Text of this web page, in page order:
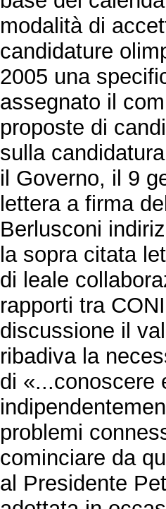
modalità di
candidature
2005 una
assegnato il
proposte di
sulla
il Governo, il 9
lettera a firma
Berlusconi
la sopra citata
di leale
rapporti tra
discussione il
ribadiva la
di «...conoscere
problemi
cominciare da
al Presidente